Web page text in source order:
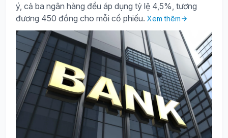
ý, cả ba ngân hàng đều áp dụng tỷ lệ 4,5%, tương
đương 450 đồng cho mỗi cổ phiếu. Xem thêm